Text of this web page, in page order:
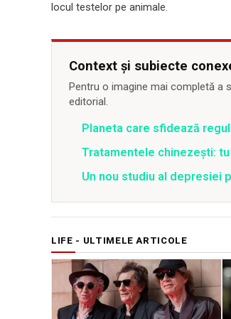
locul testelor pe animale.
Context și subiecte
Pentru o imagine mai completă a
editorial.
Planeta care sfidează
Tratamentele chinezești:
Un nou studiu al depresiei
LIFE - ULTIMELE ARTICOLE